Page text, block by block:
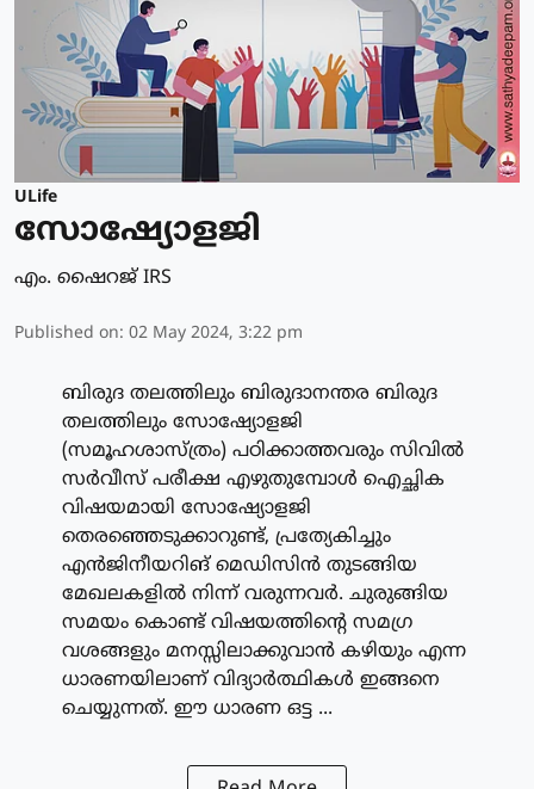
ULife
സോഷ്യോളജി
എം. ഷൈറജ് IRS
Published on: 02 May 2024, 3:22 pm
ബിരുദ തലത്തിലും ബിരുദാനന്തര ബിരുദ
തലത്തിലും സോഷ്യോളജി
(സമൂഹശാസ്ത്രം) പഠിക്കാത്തവരും സിവില്‍
സര്‍വീസ് പരീക്ഷ എഴുതുമ്പോള്‍ ഐച്ഛിക
വിഷയമായി സോഷ്യോളജി
തെരഞ്ഞെടുക്കാറുണ്ട്, പ്രത്യേകിച്ചും
എന്‍ജിനീയറിങ് മെഡിസിന്‍ തുടങ്ങിയ
മേഖലകളില്‍ നിന്ന് വരുന്നവര്‍. ചുരുങ്ങിയ
സമയം കൊണ്ട് വിഷയത്തിന്റെ സമഗ്ര
വശങ്ങളും മനസ്സിലാക്കുവാന്‍ കഴിയും എന്ന
ധാരണയിലാണ് വിദ്യാര്‍ത്ഥികള്‍ ഇങ്ങനെ
ചെയ്യുന്നത്. ഈ ധാരണ ഒട്ട ...